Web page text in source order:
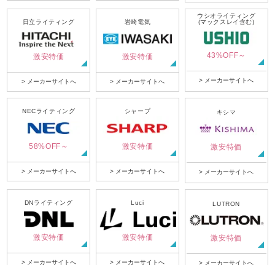
日立ライティング
激安特価
> メーカーサイトへ
岩崎電気
激安特価
> メーカーサイトへ
ウシオライティング
(マックスレイ含む)
43%OFF～
> メーカーサイトへ
NECライティング
58%OFF～
> メーカーサイトへ
シャープ
激安特価
> メーカーサイトへ
キシマ
激安特価
> メーカーサイトへ
DNライティング
激安特価
> メーカーサイトへ
Luci
激安特価
> メーカーサイトへ
LUTRON
激安特価
> メーカーサイトへ